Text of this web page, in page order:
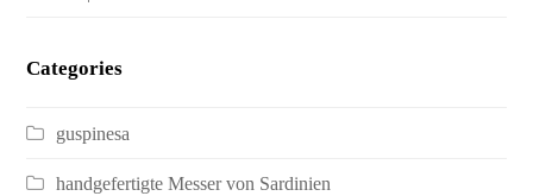
Categories
guspinesa
handgefertigte Messer von Sardinien